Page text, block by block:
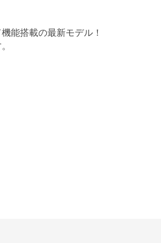
能搭載の最新モデル！